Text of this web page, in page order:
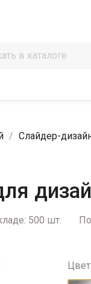
Слайдер-
500 шт.
Цвет: